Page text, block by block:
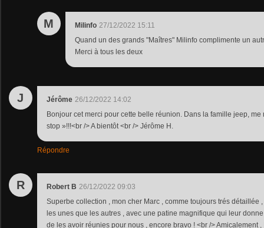
M Milinfo 27/12/2022 15:11
Quand un des grands "Maîtres" Milinfo complimente un
Merci à tous les deux
J Jérôme 26/12/2022 14:02
Bonjour cet merci pour cette belle réunion. Dans la famille jeep, me
stop »!!!<br /> A bientôt <br /> Jérôme H.
Répondre
R Robert B 26/12/2022 09:03
Superbe collection , mon cher Marc , comme toujours trés détaillée
les unes que les autres , avec une patine magnifique qui leur
de les avoir réunies pour nous , encore bravo ! <br /> Amicalement ,